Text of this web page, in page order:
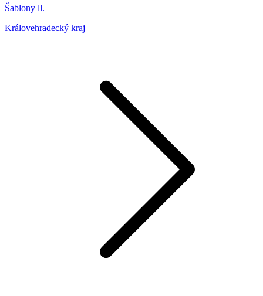
Šablony ll.
Královehradecký kraj